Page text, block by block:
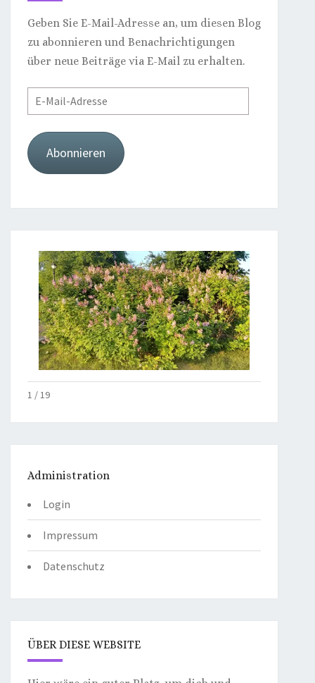
Geben Sie E-Mail-Adresse an, um diesen Blog
zu abonnieren und Benachrichtigungen
über neue Beiträge via E-Mail zu erhalten.
E-
Mail-
Adresse
Abonnieren
1 / 19
Administration
Login
Impressum
Datenschutz
ÜBER DIESE WEBSITE